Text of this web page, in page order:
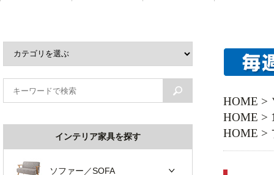
HOME >
HOME >
HOME >
インテリア家具を探す
ソファー／SOFA